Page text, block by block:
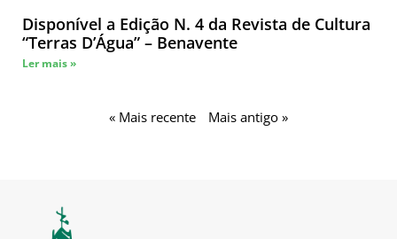
Disponível a Edição N. 4 da Revista de Cultura
“Terras D’Água” – Benavente
Ler mais »
« Mais recente Mais antigo »